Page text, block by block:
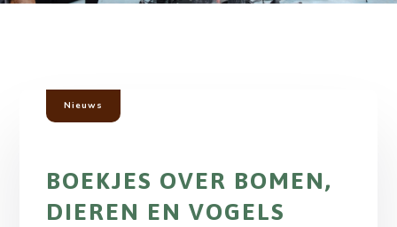
Nieuws
BOEKJES OVER BOMEN,
DIEREN EN VOGELS